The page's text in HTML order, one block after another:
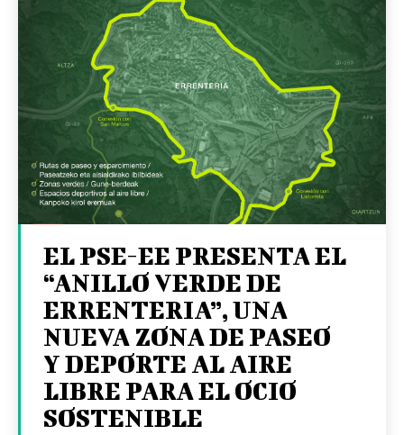
EL PSE-EE PRESENTA EL
“ANILLO VERDE DE
ERRENTERIA”, UNA
NUEVA ZONA DE PASEO
Y DEPORTE AL AIRE
LIBRE PARA EL OCIO
SOSTENIBLE